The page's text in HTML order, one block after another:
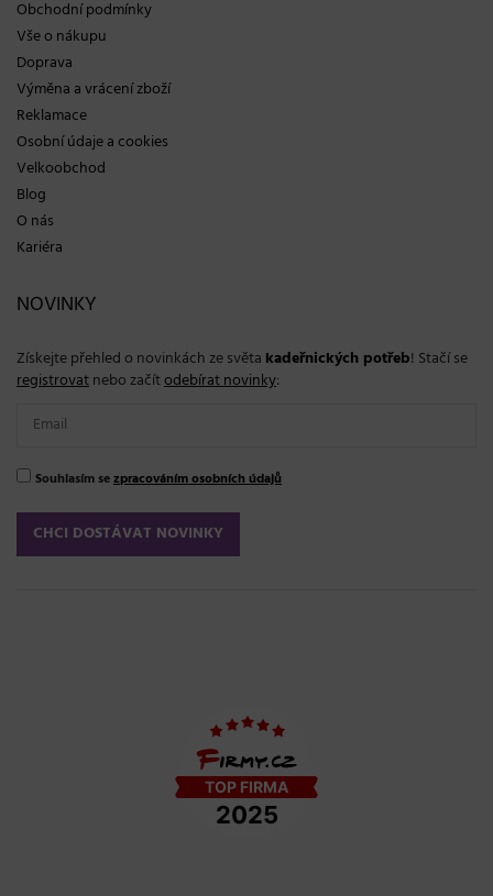
Obchodní podmínky
Vše o nákupu
Doprava
Výměna a vrácení zboží
Reklamace
Osobní údaje a cookies
Velkoobchod
Blog
O nás
Kariéra
NOVINKY
Získejte přehled o novinkách ze světa kadeřnických potřeb! Stačí se
registrovatnebo začítodebírat novinky:
Souhlasím sezpracováním osobních údajů